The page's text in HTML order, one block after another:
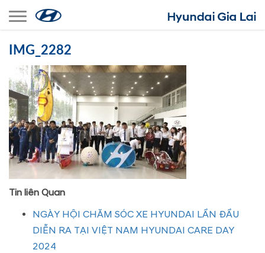
Toggle navigation
IMG_2282
Tin liên Quan
NGÀY HỘI CHĂM SÓC XE HYUNDAI LẦN ĐẦU
DIỄN RA TẠI VIỆT NAM HYUNDAI CARE DAY
2024